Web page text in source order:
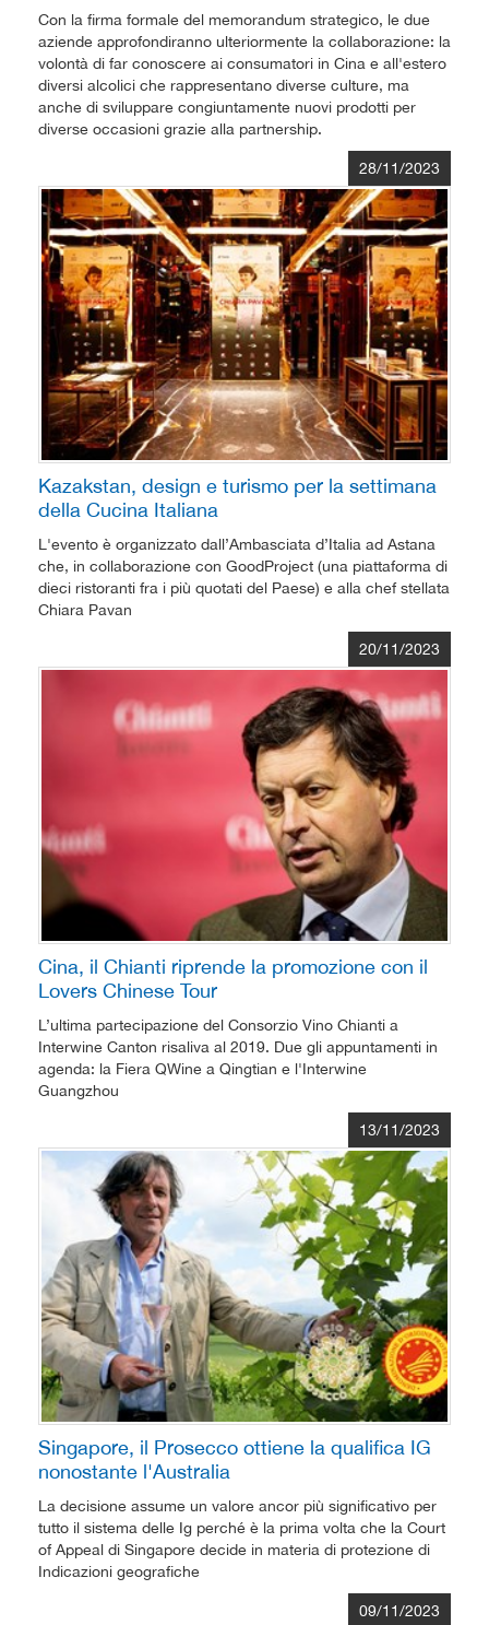
Con la firma formale del memorandum strategico, le due
aziende approfondiranno ulteriormente la collaborazione: la
volontà di far conoscere ai consumatori in Cina e all'estero
diversi alcolici che rappresentano diverse culture, ma
anche di sviluppare congiuntamente nuovi prodotti per
diverse occasioni grazie alla partnership.
28/11/2023
Kazakstan, design e turismo per la settimana
della Cucina Italiana
L'evento è organizzato dall’Ambasciata d’Italia ad Astana
che, in collaborazione con GoodProject (una piattaforma di
dieci ristoranti fra i più quotati del Paese) e alla chef stellata
Chiara Pavan
20/11/2023
Cina, il Chianti riprende la promozione con il
Lovers Chinese Tour
L’ultima partecipazione del Consorzio Vino Chianti a
Interwine Canton risaliva al 2019. Due gli appuntamenti in
agenda: la Fiera QWine a Qingtian e l'Interwine
Guangzhou
13/11/2023
Singapore, il Prosecco ottiene la qualifica IG
nonostante l'Australia
La decisione assume un valore ancor più significativo per
tutto il sistema delle Ig perché è la prima volta che la Court
of Appeal di Singapore decide in materia di protezione di
Indicazioni geografiche
09/11/2023